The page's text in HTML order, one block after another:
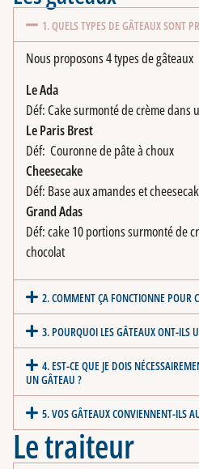
1. QUELS TYPES DE GÂTEAUX SONT
Nous proposons 4 types de gâteaux
Le Ada
Déf: Cake surmonté de crème dans
Le Paris Brest
Déf: Couronne de pâte à choux
Cheesecake
Déf: Base aux amandes et
Grand Adas
Déf: cake 10 portions surmonté de
chocolat
2. COMMENT ÇA FONCTIONNE POUR
3. POURQUOI LES GÂTEAUX ONT-ILS
4. EST-CE QUE JE DOIS
UN GÂTEAU ?
5. VOS GÂTEAUX CONVIENNENT-ILS
Le traiteur